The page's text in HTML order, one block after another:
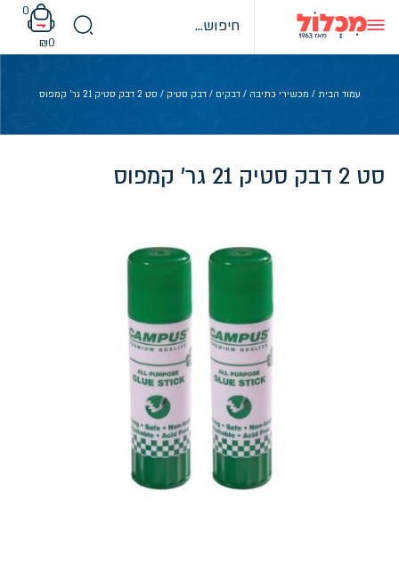
content
0
₪0
עמוד הבית / מכשירי כתיבה /דבקים /דבק סטיק / סט 2 דבק סטיק 21 גר' קמפוס
סט 2 דבק סטיק 21 גר' קמפוס